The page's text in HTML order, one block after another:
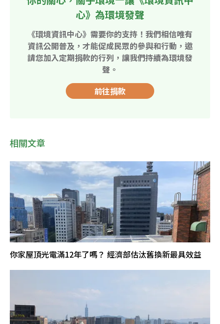
心》為環境發聲
《環境資訊中心》需要你的支持！我們相信唯有
資訊公開普及，才能促成民眾的參與和行動，邀
請您加入定期捐款的行列，讓我們持續為環境發
聲。
前往捐款
相關文章
你家屋頂光電滿12年了嗎？ 經濟部估汰舊換新最具效益